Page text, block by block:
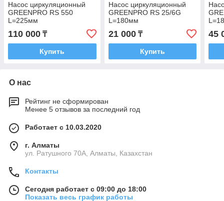
Насос циркуляционный
GREENPRO RS 550
L=225мм
110 000 ₸
Купить
Насос циркуляционный
GREENPRO RS 25/6G
L=180мм
21 000₸
Купить
45
О нас
Рейтинг не сформирован
Менее 5 отзывов за последний год
Работает с 10.03.2020
г. Алматы
ул. Ратушного 70А, Алматы, Казахстан
Контакты
Сегодня работает с 09:00 до 18:00
Показать весь график работы